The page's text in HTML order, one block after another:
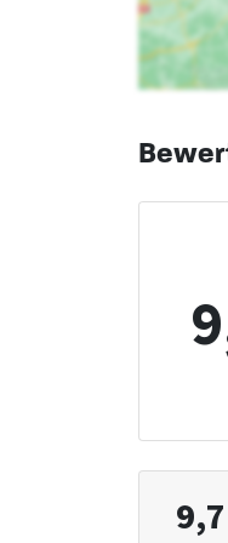
Laufstall
9,7